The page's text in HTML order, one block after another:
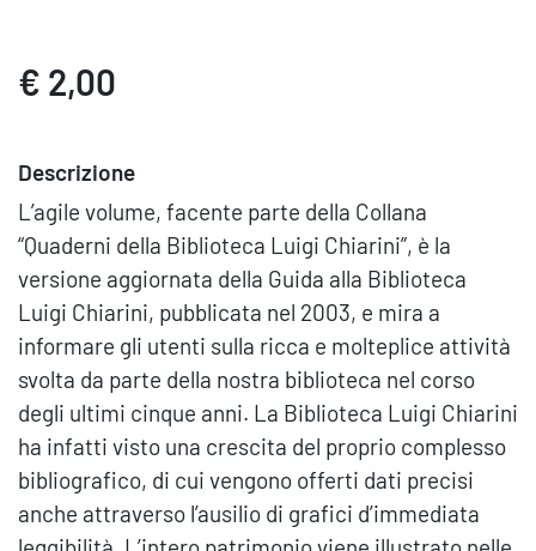
€ 2,00
Descrizione
L’agile volume, facente parte della Collana
“Quaderni della Biblioteca Luigi Chiarini”, è la
versione aggiornata della Guida alla Biblioteca
Luigi Chiarini, pubblicata nel 2003, e mira a
informare gli utenti sulla ricca e molteplice attività
svolta da parte della nostra biblioteca nel corso
degli ultimi cinque anni. La Biblioteca Luigi Chiarini
ha infatti visto una crescita del proprio complesso
bibliografico, di cui vengono offerti dati precisi
anche attraverso l’ausilio di grafici d’immediata